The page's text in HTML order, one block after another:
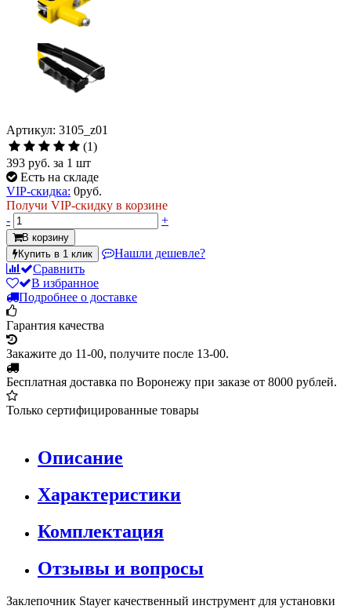
Артикул: 3105_z01
(1)
393 руб. за 1 шт
Есть на складе
VIP-скидка: 0руб.
Получи VIP-скидку в корзине
-
+
В корзину
Купить в 1 клик
Нашли дешевле?
Сравнить
В избранное
Подробнее о доставке
Гарантия качества
Закажите до 11-00, получите после 13-00.
Бесплатная доставка по Воронежу при заказе от 8000 рублей.
Только сертифицированные товары
Описание
Характеристики
Комплектация
Отзывы и вопросы
Заклепочник Stayer качественный инструмент для установки